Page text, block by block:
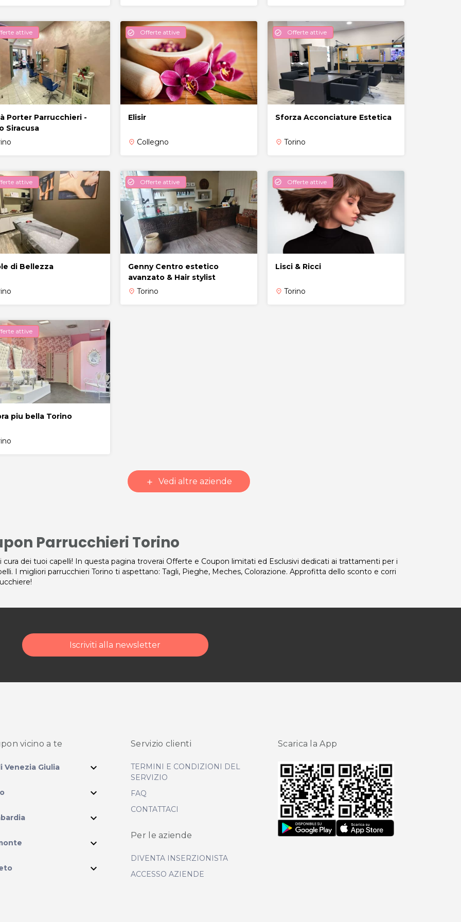
attive
Porter Parrucchieri -
Siracusa
check_circle Offerte attive
Elisir
place Collegno
check_circle Offerte attive
Sforza Acconciature Estetica
place Torino
attive
di Bellezza
check_circle Offerte attive
Genny Centro estetico
avanzato & Hair stylist
place Torino
check_circle Offerte attive
Lisci & Ricci
place Torino
attive
piu bella Torino
add Vedi altre aziende
Parrucchieri Torino
cura dei tuoi capelli! In questa pagina troverai Offerte e Coupon limitati ed Esclusivi dedicati ai trattamenti per i
I migliori parrucchieri Torino ti aspettano: Tagli, Pieghe, Meches, Colorazione. Approfitta dello sconto e corri
Iscriviti alla newsletter
vicino a te
Venezia Giulia expand_more
expand_more
expand_more
expand_more
expand_more
Servizio clienti
TERMINI E CONDIZIONI DEL
SERVIZIO
FAQ
CONTATTACI
Per le aziende
DIVENTA INSERZIONISTA
ACCESSO AZIENDE
Scarica la App